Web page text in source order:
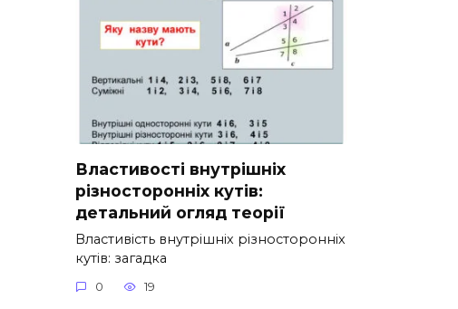
Властивості внутрішніх
різносторонніх кутів:
детальний огляд теорії
Властивість внутрішніх різносторонніх
кутів: загадка
0 19